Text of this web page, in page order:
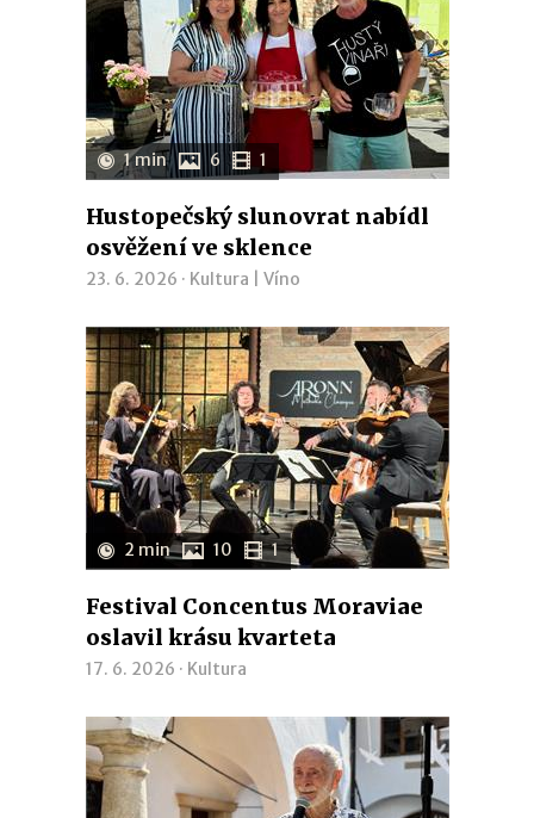
1 min 6 1
Hustopečský slunovrat nabídl
osvěžení ve sklence
23. 6. 2026 · Kultura Víno
2 min 10 1
Festival Concentus Moraviae
oslavil krásu kvarteta
17. 6. 2026 · Kultura